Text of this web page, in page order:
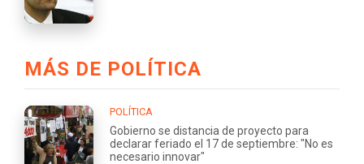
MÁS DE POLÍTICA
POLÍTICA
Gobierno se distancia de proyecto para
declarar feriado el 17 de septiembre: "No es
necesario innovar"